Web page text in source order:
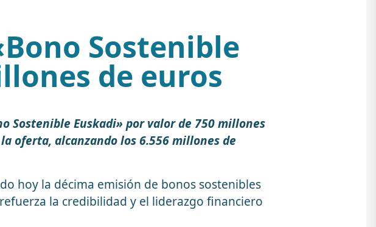
Sostenible
de euros
Sostenible Euskadi» por valor de 750 millones
oferta, alcanzando los 6.556 millones de
hoy la décima emisión de bonos sostenibles
la credibilidad y el liderazgo financiero